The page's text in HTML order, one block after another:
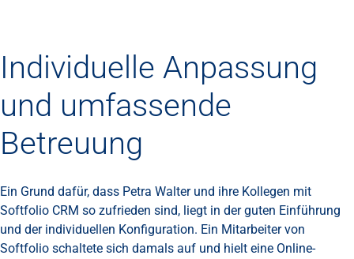
Individuelle Anpassung
und umfassende
Betreuung
Ein Grund dafür, dass Petra Walter und ihre Kollegen mit
Softfolio CRM so zufrieden sind, liegt in der guten Einführung
und der individuellen Konfiguration. Ein Mitarbeiter von
Softfolio schaltete sich damals auf und hielt eine Online-